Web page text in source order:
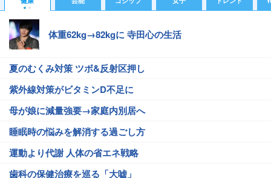
体重62kg→82kgに 寺田心の生活
夏のむくみ対策 ツボ&反射区押し
紫外線対策がビタミンD不足に
母が娘に減量強要→家庭内別居へ
睡眠時の悩みを解消する過ごし方
運動より代謝 人体の省エネ戦略
歯科の保健治療を巡る「大嘘」